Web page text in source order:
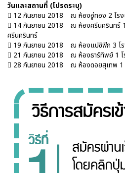
วันและสถานที่ (โปรดระบุ)
 12 กันยายน 2018
ณ ห้องอู่ทอง 2 โรง
 14 กันยายน 2018
ณ ห้องศรีนครินทร์
ศรีนครินทร์
 19 กันยายน 2018
ณ ห้องแปซิฟิก 3 โร
 21 กันยายน 2018
ณ ห้องธาร์ทิพย์ 1 โ
 28 กันยายน 2018
ณ ห้องดอยสุเทพ 1